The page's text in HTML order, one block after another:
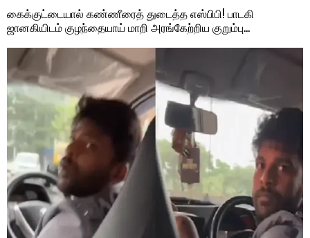
கைக்குட்டையால் கண்ணீரைத் துடைத்த எஸ்பிபி! பாடகி
ஜானகியிடம் குழந்தையாய் மாறி அரங்கேற்றிய குறும்பு…